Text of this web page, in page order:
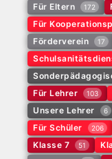
Für Eltern 172
Für
Förderverein 17
Für Lehrer 103
Unsere Lehrer 6
Für Schüler 206
Klasse 7 51